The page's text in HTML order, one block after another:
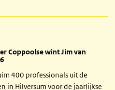
Coppoolse wint Jim van
400 professionals uit de
in Hilversum voor de jaarlijkse